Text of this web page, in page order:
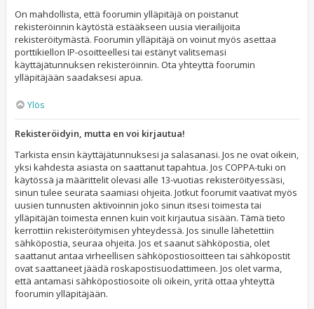
On mahdollista, että foorumin ylläpitäjä on poistanut
rekisteröinnin käytöstä estääkseen uusia vierailijoita
rekisteröitymästä. Foorumin ylläpitäjä on voinut myös asettaa
porttikiellon IP-osoitteellesi tai estänyt valitsemasi
käyttäjätunnuksen rekisteröinnin. Ota yhteyttä foorumin
ylläpitäjään saadaksesi apua.
Ylös
Rekisteröidyin, mutta en voi kirjautua!
Tarkista ensin käyttäjätunnuksesi ja salasanasi. Jos ne ovat oikein,
yksi kahdesta asiasta on saattanut tapahtua. Jos COPPA-tuki on
käytössä ja määrittelit olevasi alle 13-vuotias rekisteröityessäsi,
sinun tulee seurata saamiasi ohjeita. Jotkut foorumit vaativat myös
uusien tunnusten aktivoinnin joko sinun itsesi toimesta tai
ylläpitäjän toimesta ennen kuin voit kirjautua sisään. Tämä tieto
kerrottiin rekisteröitymisen yhteydessä. Jos sinulle lähetettiin
sähköpostia, seuraa ohjeita. Jos et saanut sähköpostia, olet
saattanut antaa virheellisen sähköpostiosoitteen tai sähköpostit
ovat saattaneet jäädä roskapostisuodattimeen. Jos olet varma,
että antamasi sähköpostiosoite oli oikein, yritä ottaa yhteyttä
foorumin ylläpitäjään.